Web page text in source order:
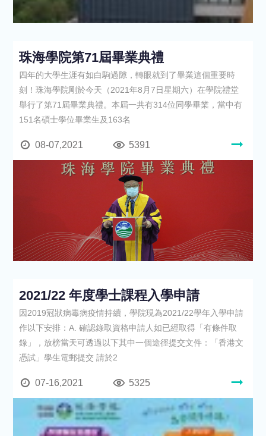
珠海學院第71屆畢業典禮
四年的大學生涯有如白駒過隙，轉眼就到了畢業這個重要時
刻！珠海學院剛於今天（2021年8月7日星期六）在學院禮堂
舉行了第71屆畢業典禮。本屆一共有314位同學畢業，當中有
151名碩士學位畢業生及163名
08-07,2021 5391
2021/22 年度學士課程入學申請
因2019冠狀病毒病疫情持續，學院現為2021/22學年入學申請
作以下安排：A. 確認錄取資格申請人如已經取得「有條件取
錄」，放榜當天可透過以下其中一個途徑提交文件：「香港文
憑試」學生電郵提交 請於2
07-16,2021 5325